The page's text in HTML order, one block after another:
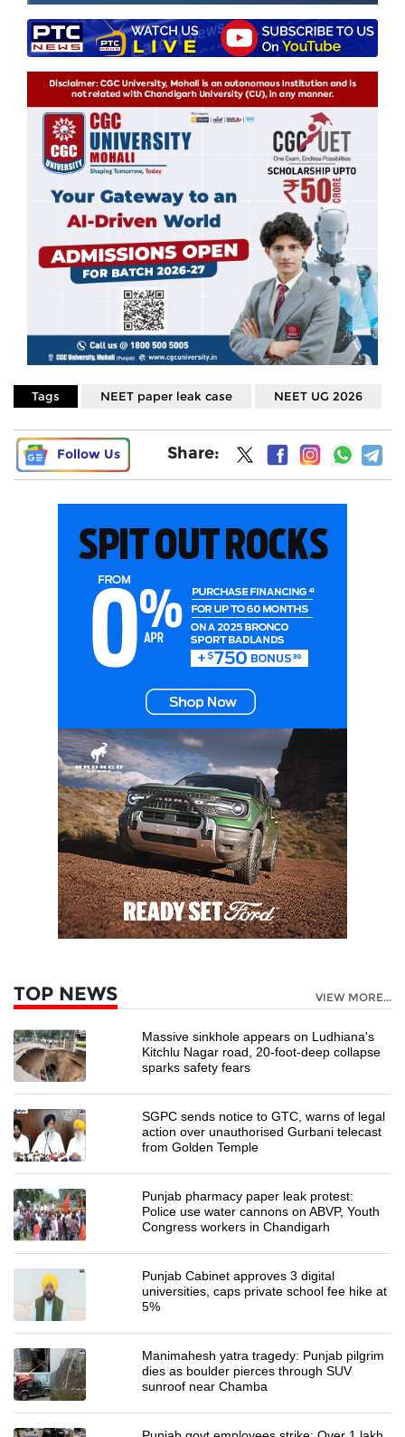
Tags NEET paper leak case NEET UG 2026
Follow Us Share:
TOP NEWS VIEW MORE...
Massive sinkhole appears on Ludhiana's
Kitchlu Nagar road, 20-foot-deep collapse
sparks safety fears
SGPC sends notice to GTC, warns of legal
action over unauthorised Gurbani telecast
from Golden Temple
Punjab pharmacy paper leak protest:
Police use water cannons on ABVP, Youth
Congress workers in Chandigarh
Punjab Cabinet approves 3 digital
universities, caps private school fee hike at
5%
Manimahesh yatra tragedy: Punjab pilgrim
dies as boulder pierces through SUV
sunroof near Chamba